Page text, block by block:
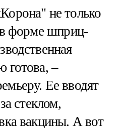
не только
форме шприц-
готова, –
Ее вводят
стеклом,
вакцины. А вот